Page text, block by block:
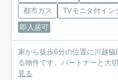
都市ガス
TVモニタ付イン
即入居可
家から徒歩6分の位置に川越
る物件です。パートナーと大
見る